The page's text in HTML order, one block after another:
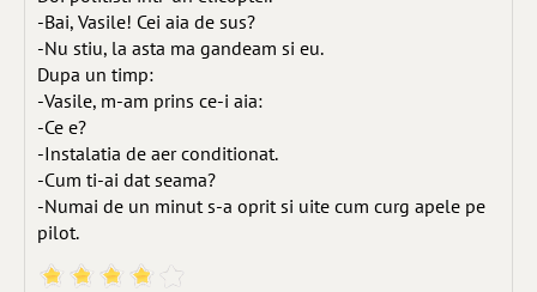
-Bai, Vasile! Cei aia de sus?
-Nu stiu, la asta ma gandeam si eu.
Dupa un timp:
-Vasile, m-am prins ce-i aia:
-Ce e?
-Instalatia de aer conditionat.
-Cum ti-ai dat seama?
-Numai de un minut s-a oprit si uite cum curg apele pe
pilot.